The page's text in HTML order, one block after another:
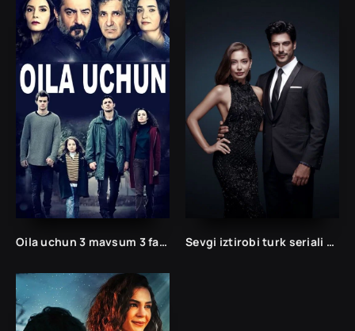
Oila uchun 3 mavsum 3 fasil uzbek tilida Barcha qismlar Sevgi iztirobi turk seriali 1 va 2 Fasil Uzbek tilida Barcha qismlar